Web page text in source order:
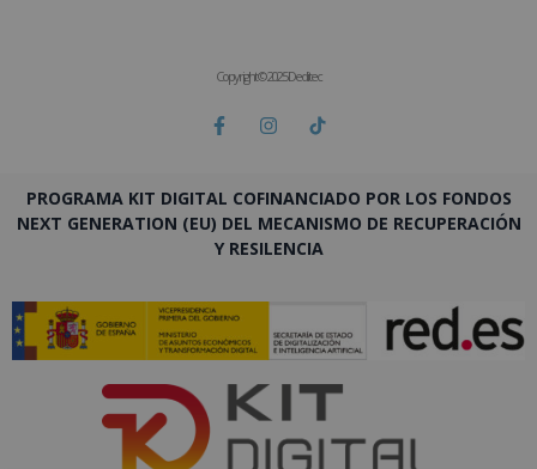
Copyright © 2025 Deditec
PROGRAMA KIT DIGITAL COFINANCIADO POR LOS FONDOS
NEXT GENERATION (EU) DEL MECANISMO DE RECUPERACIÓN
Y RESILENCIA